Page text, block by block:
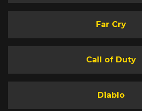
Far Cry
Call of Duty
Diablo